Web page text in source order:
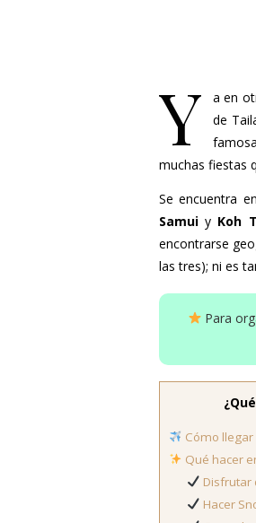
Y a en
de
muchas fiestas
Se encuentra
Samui y Koh
encontrarse
las tres); ni es
Para
Cómo llegar
Qué hacer
Disfrutar
Hacer